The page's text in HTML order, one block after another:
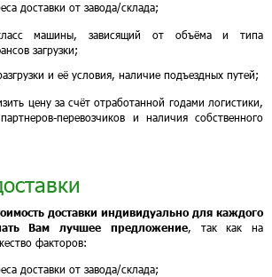
доставки от завода/склада;
машины, зависящий от объёма и типа
загрузки;
и её условия, наличие подъездных путей;
цену за счёт отработанной годами логистики,
перевозчиков и наличия собственного
доставки индивидуально для каждого
Вам лучшее предложение, так как на
факторов:
доставки от завода/склада;